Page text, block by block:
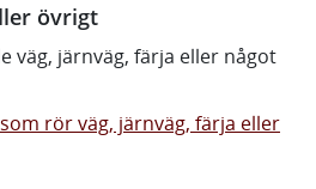
övrigt
väg, järnväg, färja eller något
rör väg, järnväg, färja eller